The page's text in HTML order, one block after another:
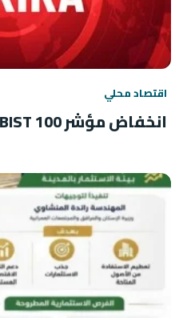
اقتصاد محلي
انخفاض مؤشر BIST 100 في بورصة إسطنبول